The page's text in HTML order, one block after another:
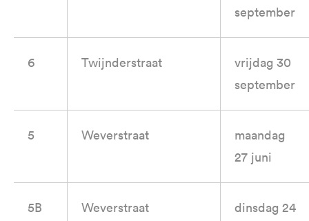
september
6 Twijnderstraat
vrijdag 30
september
5 Weverstraat
maandag
27 juni
5B Weverstraat dinsdag 24